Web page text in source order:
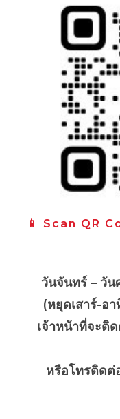
📱 Scan QR
วันจันทร์ – วัน
(หยุดเสาร์-อ
เจ้าหน้าที่จะติ
หรือโทรติด